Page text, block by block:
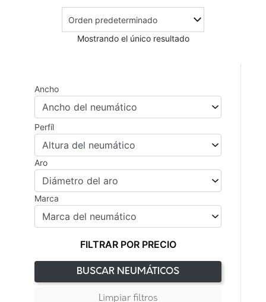
Mostrando el único resultado
Ancho
Perfíl
Aro
Marca
FILTRAR POR PRECIO
BUSCAR NEUMÁTICOS
Limpiar filtros